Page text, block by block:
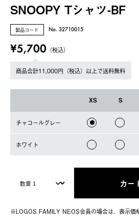
SNOOPY Tシャツ-BF
製品コード No. 32710015
¥5,700 （税込）
商品合計11,000円（税込）以上で送料無料
XS S
チャコールグレー
ホワイト
カー
※LOGOS FAMILY NEOS会員の場合は、表⽰価